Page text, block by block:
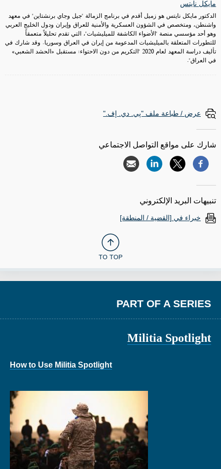
مايكل نايتس
الدكتور مايكل نايتس هو زميل أقدم في برنامج الزمالة "جيل وجاي برنشتاين" في معهد
واشنطن، ومتخصص في الشؤون العسكرية والأمنية للعراق وإيران ودول الخليج العربي
وهو أحد مؤسسي منصة "الأضواء الكاشفة للميليشيات"، التي تقدم تحليلاً متعمقاً
للتطورات المتعلقة بالميليشيات المدعومة من إيران في العراق وسوريا. وقد شارك في
تأليف دراسة المعهد لعام 2020 "التكريم من دون الاحتواء: مستقبل «الحشد الشعبي»
في العراق".
عرض / طباعة ملف "پي. دي. إف."
شارك على مواقع التواصل الاجتماعي
تنبيهات البريد الإلكتروني
خبراء في [القضية / المنطقة]
TO TOP
PART OF A SERIES
Militia Spotlight
How to Use Militia Spotlight